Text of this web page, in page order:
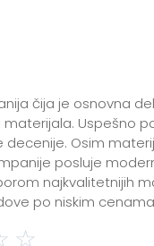
čija je osnovna
Uspešno
Osim
posluje
najkvalitetnijih
po niskim
☆